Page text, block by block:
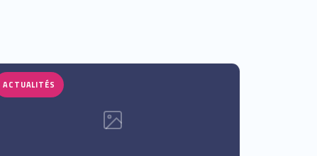
ACTUALITÉS